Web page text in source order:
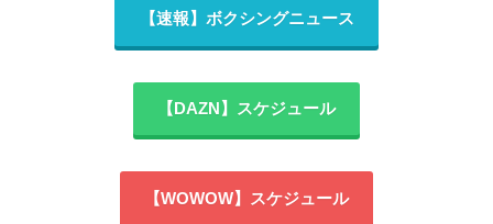
【速報】ボクシングニュース
【DAZN】スケジュール
【WOWOW】スケジュール